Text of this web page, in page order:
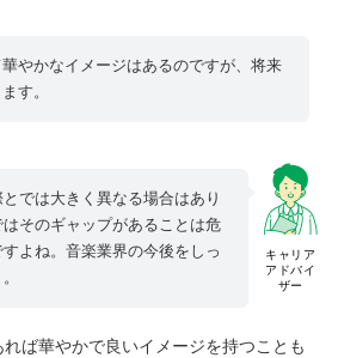
やかなイメージはあるのですが、将来
す。
キャリア
アドバイ
ザー
では大きく異なる場合はあり
そのギャップがあることは危
よね。音楽業界の今後をしっ
ば華やかで良いイメージを持つことも